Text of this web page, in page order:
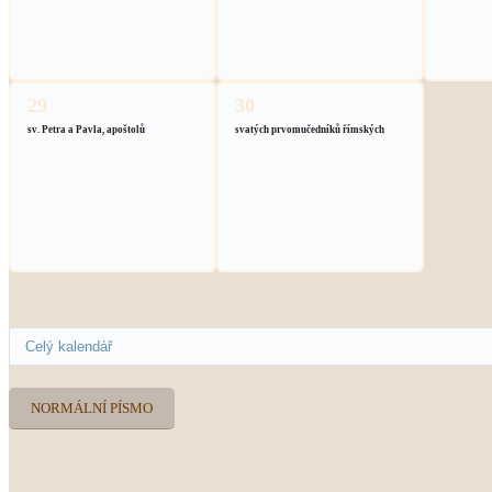
29
sv. Petra a Pavla, apoštolů
30
svatých prvomučedníků římských
NORMÁLNÍ PÍSMO